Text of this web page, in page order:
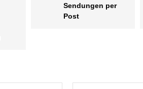
Sendungen per
Post